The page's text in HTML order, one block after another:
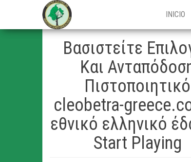
Investigaciones
Genealógicas
INICIO
Βασιστείτε
Και
Πιστοποιητικό
cleobetra-
εθνικό ελληνικό
Start Playing